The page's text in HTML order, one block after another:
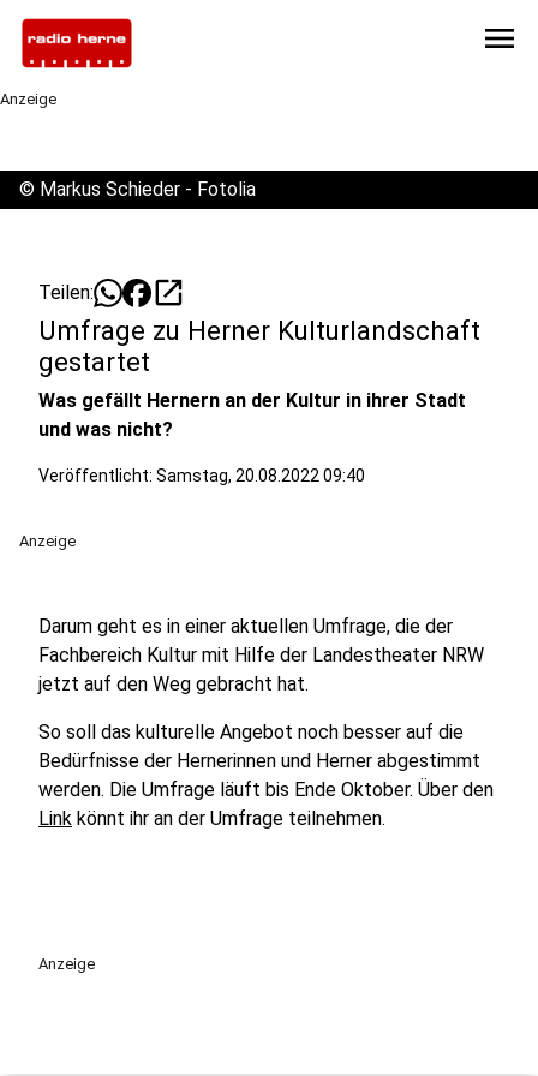
menu
Anzeige
© Markus Schieder - Fotolia
Teilen: open_in_new
Umfrage zu Herner Kulturlandschaft
gestartet
Was gefällt Hernern an der Kultur in ihrer Stadt
und was nicht?
Veröffentlicht: Samstag, 20.08.2022 09:40
Anzeige
Darum geht es in einer aktuellen Umfrage, die der
Fachbereich Kultur mit Hilfe der Landestheater NRW
jetzt auf den Weg gebracht hat.
So soll das kulturelle Angebot noch besser auf die
Bedürfnisse der Hernerinnen und Herner abgestimmt
werden. Die Umfrage läuft bis Ende Oktober. Über den
Link könnt ihr an der Umfrage teilnehmen.
Anzeige